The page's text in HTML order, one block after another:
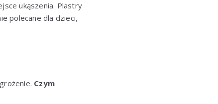
ukąszenia. Plastry
polecane dla dzieci,
Czym